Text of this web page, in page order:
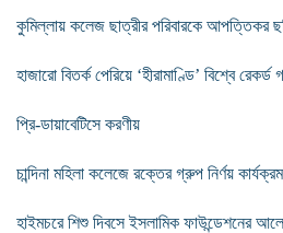
কুমিল্লায় কলেজ ছাত্রীর পরিবারকে আপত্তিকর
হাজারো বিতর্ক পেরিয়ে ‘হীরামাণ্ডি’ বিশ্বে
প্রি-ডায়াবেটিসে করণীয়
চান্দিনা মহিলা কলেজে রক্তের গ্রুপ নির্ণয়
হাইমচরে শিশু দিবসে ইসলামিক ফাউন্ডেশনের